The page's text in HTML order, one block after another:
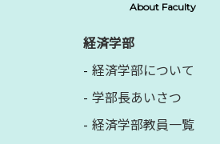
About Faculty
経済学部
経済学部について
学部長あいさつ
経済学部教員一覧